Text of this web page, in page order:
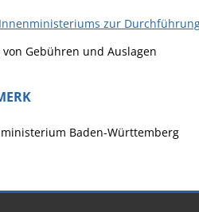
zur Durchführung
von Gebühren und Auslagen
Baden-Württemberg